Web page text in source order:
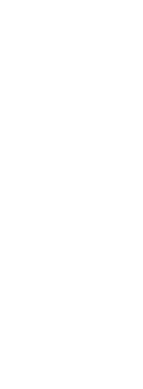
Vídeo de
A sua
estão a sua
muito para
Vidéo de
Vídeo de